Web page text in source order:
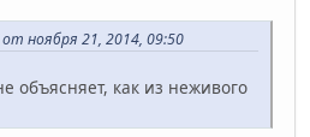
ноября 21, 2014, 09:50
объясняет, как из неживого